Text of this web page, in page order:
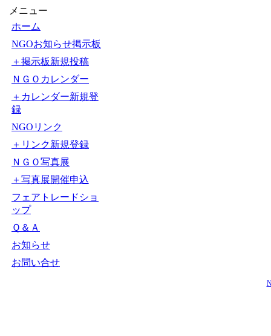
メニュー
ホーム
NGOお知らせ掲示板
＋掲示板新規投稿
ＮＧＯカレンダー
＋カレンダー新規登
録
NGOリンク
＋リンク新規登録
ＮＧＯ写真展
＋写真展開催申込
フェアトレードショ
ップ
Ｑ＆Ａ
お知らせ
お問い合せ